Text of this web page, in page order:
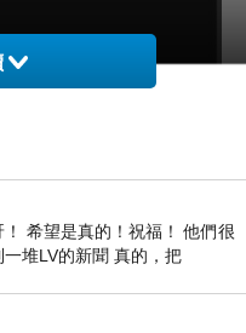
希望是真的！祝福！ 他們很
堆LV的新聞 真的，把